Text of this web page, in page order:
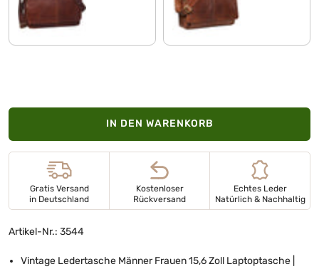
cognac - dunkelbraun maraska - braun
IN DEN WARENKORB
Gratis Versand
in Deutschland
Kostenloser
Rückversand
Echtes Leder
Natürlich & Nachhaltig
Artikel-Nr.: 3544
Vintage Ledertasche Männer Frauen 15,6 Zoll Laptoptasche |